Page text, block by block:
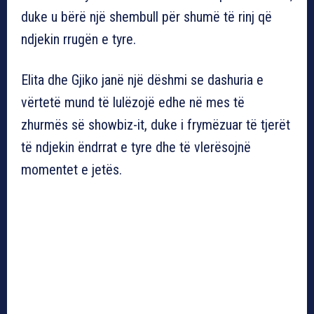
duke u bërë një shembull për shumë të rinj që
ndjekin rrugën e tyre.
Elita dhe Gjiko janë një dëshmi se dashuria e
vërtetë mund të lulëzojë edhe në mes të
zhurmës së showbiz-it, duke i frymëzuar të tjerët
të ndjekin ëndrrat e tyre dhe të vlerësojnë
momentet e jetës.